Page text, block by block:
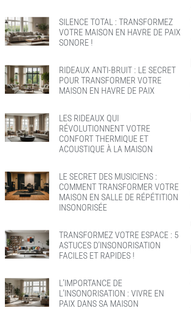
SILENCE TOTAL : TRANSFORMEZ
VOTRE MAISON EN HAVRE DE PAIX
SONORE !
RIDEAUX ANTI-BRUIT : LE SECRET
POUR TRANSFORMER VOTRE
MAISON EN HAVRE DE PAIX
LES RIDEAUX QUI
RÉVOLUTIONNENT VOTRE
CONFORT THERMIQUE ET
ACOUSTIQUE À LA MAISON
LE SECRET DES MUSICIENS :
COMMENT TRANSFORMER VOTRE
MAISON EN SALLE DE RÉPÉTITION
INSONORISÉE
TRANSFORMEZ VOTRE ESPACE : 5
ASTUCES D’INSONORISATION
FACILES ET RAPIDES !
L’IMPORTANCE DE
L’INSONORISATION : VIVRE EN
PAIX DANS SA MAISON